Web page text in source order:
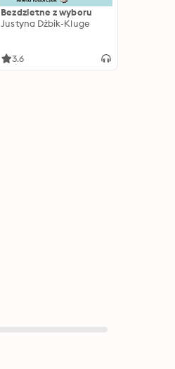
Bezdzietne z wyboru
Justyna Dżbik-Kluge
3.6